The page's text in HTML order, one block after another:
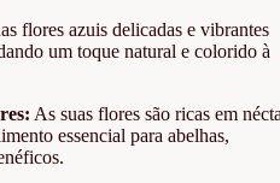
flores azuis delicadas e vibrantes
um toque natural e colorido à
As suas flores são ricas em
essencial para abelhas,